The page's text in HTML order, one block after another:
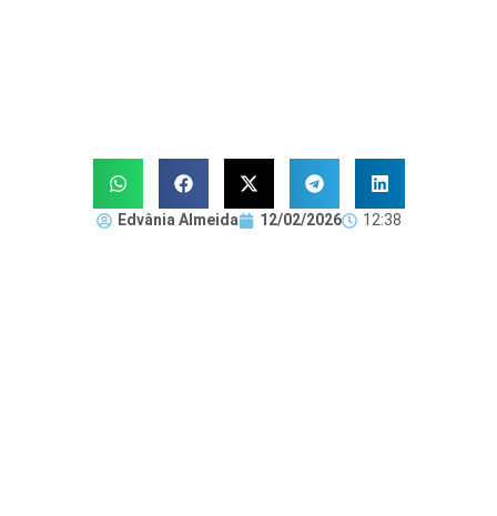
Edvânia Almeida 12/02/2026 12:38